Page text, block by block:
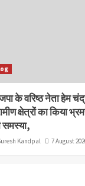
के वरिष्ठ नेता हेम
क्षेत्रों का किया
समस्या,
Kandpal 7 August